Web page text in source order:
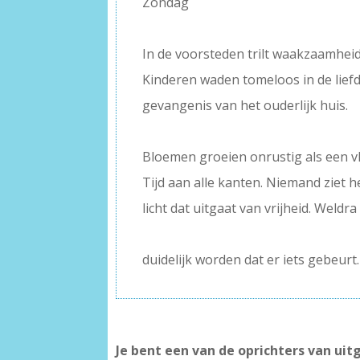
In de voorsteden trilt
Kinderen waden tomeloos in de
gevangenis van het ouderlijk huis.
Bloemen groeien onrustig als een
Tijd aan alle kanten. Niemand ziet
licht dat uitgaat van vrijheid. Weldra
duidelijk worden dat er iets gebeurt.
Je bent een van de oprichters van